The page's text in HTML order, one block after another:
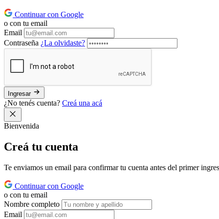
Continuar con Google
o con tu email
Email
Contraseña ¿La olvidaste?
Ingresar
¿No tenés cuenta? Creá una acá
Bienvenida
Creá tu cuenta
Te enviamos un email para confirmar tu cuenta antes del primer
Continuar con Google
o con tu email
Nombre completo
Email